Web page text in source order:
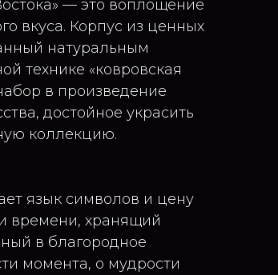
— это воплощение
вкуса. Корпус из ценных
натуральным
технике «ковровская
в произведение
достойное украсить
коллекцию.
язык символов и цену
времени, хранящий
в благородное
момента, о мудрости